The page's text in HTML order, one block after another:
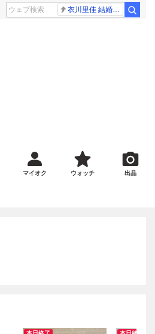
衣川里佳 結婚発表
マイオク ウォッチ 出品